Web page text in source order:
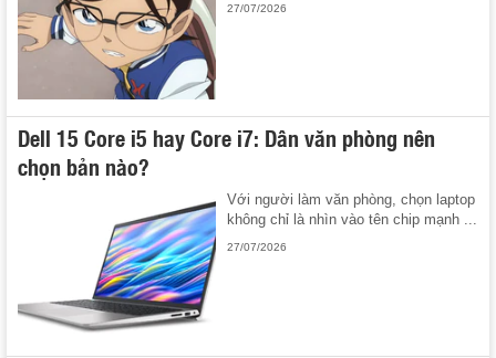
27/07/2026
Dell 15 Core i5 hay Core i7: Dân văn phòng nên
chọn bản nào?
Với người làm văn phòng, chọn laptop
không chỉ là nhìn vào tên chip mạnh ...
27/07/2026